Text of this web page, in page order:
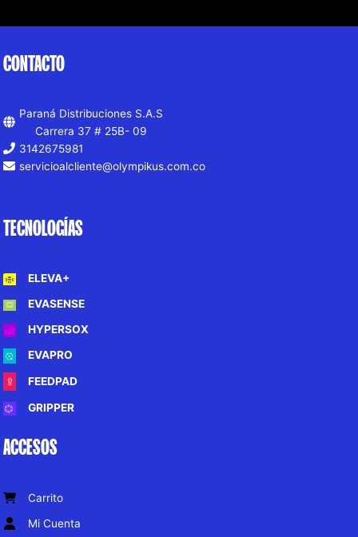
CONTACTO
Paraná Distribuciones S.A.S
Carrera 37 # 25B- 09
3142675981
servicioalcliente@olympikus.com.co
TECNOLOGÍAS
ELEVA+
EVASENSE
HYPERSOX
EVAPRO
FEEDPAD
GRIPPER
ACCESOS
Carrito
Mi Cuenta